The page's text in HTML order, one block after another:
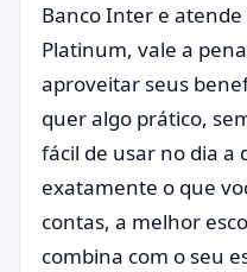
Banco Inter e
Platinum, vale a
aproveitar seus
quer algo prático,
fácil de usar no dia a
exatamente o que
contas, a melhor
combina com o seu